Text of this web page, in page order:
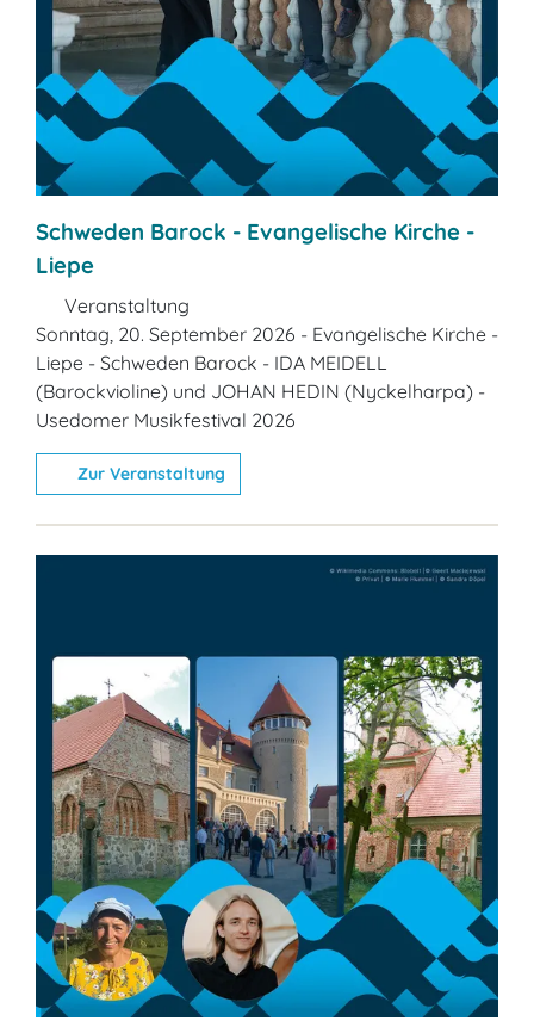
Schweden Barock - Evangelische Kirche -
Liepe
Veranstaltung
Sonntag, 20. September 2026 - Evangelische Kirche -
Liepe - Schweden Barock - IDA MEIDELL
(Barockvioline) und JOHAN HEDIN (Nyckelharpa) -
Usedomer Musikfestival 2026
Zur Veranstaltung